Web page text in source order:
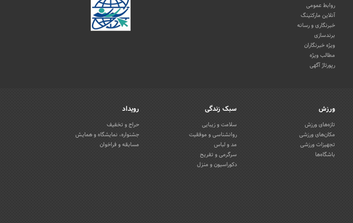
روابط عمومی
آنلاین مارکتینگ
خبرنگاری و رسانه
برندسازی
ویژه خبرنگاران
مطالب ویژه
رپورتاژ آگهی
ورزش
تازه‌های ورزش
مکان‌های ورزشی
تجهیزات ورزشی
باشگاه‌ها
سبک زندگی
سلامت و زیبایی
روانشناسی و موفقیت
مد و لباس
سرگرمی و تفریح
دکوراسیون و منزل
رویداد
حراج و تخفیف
جشنواره، نمایشگاه و همایش
مسابقه و فراخوان